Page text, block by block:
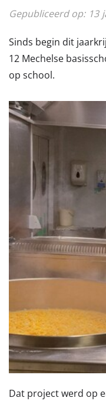
Gepubliceerd op: 13
Sinds begin dit
12 Mechelse
op school.
Dat project werd op